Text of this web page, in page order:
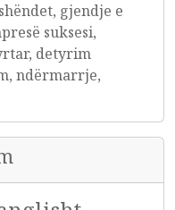
gjendje e
suksesi,
detyrim
ndërmarrje,